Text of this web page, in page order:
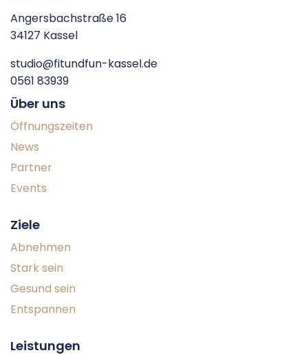
Angersbachstraße 16
34127 Kassel
studio@fitundfun-kassel.de
0561 83939
Über uns
Öffnungszeiten
News
Partner
Events
Ziele
Abnehmen
Stark sein
Gesund sein
Entspannen
Leistungen